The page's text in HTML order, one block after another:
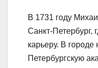
В 1731 году
Санкт-Петербург,
карьеру. В
Петербургскую